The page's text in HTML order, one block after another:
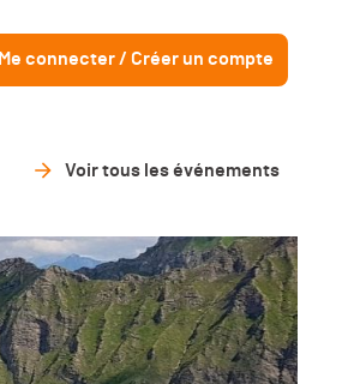
Me connecter / Créer un compte
Voir tous les événements